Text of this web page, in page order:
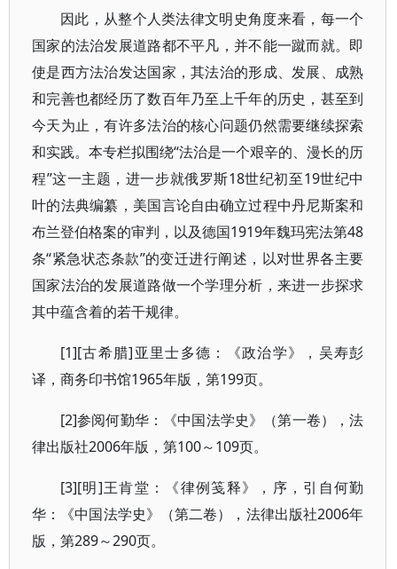
因此，从整个人类法律文明史角度来看，每一个
国家的法治发展道路都不平凡，并不能一蹴而就。即
使是西方法治发达国家，其法治的形成、发展、成熟
和完善也都经历了数百年乃至上千年的历史，甚至到
今天为止，有许多法治的核心问题仍然需要继续探索
和实践。本专栏拟围绕“法治是一个艰辛的、漫长的历
程”这一主题，进一步就俄罗斯18世纪初至19世纪中
叶的法典编纂，美国言论自由确立过程中丹尼斯案和
布兰登伯格案的审判，以及德国1919年魏玛宪法第48
条“紧急状态条款”的变迁进行阐述，以对世界各主要
国家法治的发展道路做一个学理分析，来进一步探求
其中蕴含着的若干规律。
[1][古希腊]亚里士多德：《政治学》，吴寿彭
译，商务印书馆1965年版，第199页。
[2]参阅何勤华：《中国法学史》（第一卷），法
律出版社2006年版，第100～109页。
[3][明]王肯堂：《律例笺释》，序，引自何勤
华：《中国法学史》（第二卷），法律出版社2006年
版，第289～290页。